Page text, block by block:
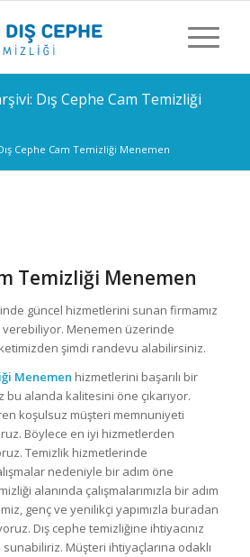
Dış Cephe Cam Temizliği
Cephe Cam Temizliği Menemen
Temizliği Menemen
güncel hizmetlerini sunan firmamız
verebiliyor. Menemen üzerinde
şimdi randevu alabilirsiniz.
Menemen hizmetlerini başarılı bir
bu alanda kalitesini öne çıkarıyor.
koşulsuz müşteri memnuniyeti
Böylece en iyi hizmetlerden
Temizlik hizmetlerinde
nedeniyle bir adım öne
alanında çalışmalarımızla bir adım
genç ve yenilikçi yapımızla buradan
Dış cephe temizliğine ihtiyacınız
Müşteri ihtiyaçlarına odaklı